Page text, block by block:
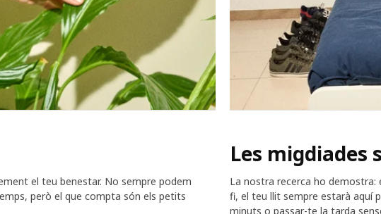
el teu benestar. No sempre podem
però el que compta són els petits
Les
La nostra recerca ho demostra:
fi, el teu llit sempre estarà aquí
minuts o passar-te la tarda